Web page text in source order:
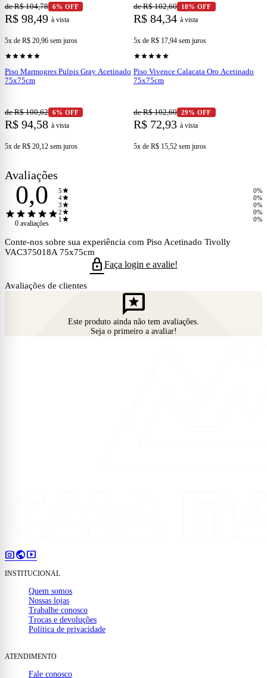
Caixas por Palete:
M² por Palete:
Peso por Palete:
Tamanho do Palete:
1,15 m x 1,15 m
de R$ 104,78 6% OFF
R$ 98,49 à vista
5x de R$ 20,96 sem juros
de R$ 102,60 18% OFF
R$ 84,34 à vista
5x de R$ 17,94 sem juros
Ver produto
starstarstarstarstar
Piso Marmogres Pulpis Gray Acetinado
75x75cm
de R$ 100,62 6% OFF
R$ 94,58 à vista
5x de R$ 20,12 sem juros
Ver produto
starstarstarstarstar
Piso Vivence Calacata Oro Acetinado
75x75cm
de R$ 102,60 29% OFF
R$ 72,93 à vista
5x de R$ 15,52 sem juros
Avaliações
0,0
starstarstarstarstar
0 avaliações
5star
0%
4star
0%
3star
0%
2star
0%
1 star 0%
Conte-nos sobre sua experiência com Piso Acetinado Tivolly
VAC375018A 75x75cm
lockFaça login e avalie!
Avaliações de clientes
reviews
Este produto ainda não tem avaliações.
Seja o primeiro a avaliar!
photo_camerapublicsmart_display
INSTITUCIONAL
Quem somos
Nossas lojas
Trabalhe conosco
Trocas e devoluções
Política de privacidade
ATENDIMENTO
Fale conosco